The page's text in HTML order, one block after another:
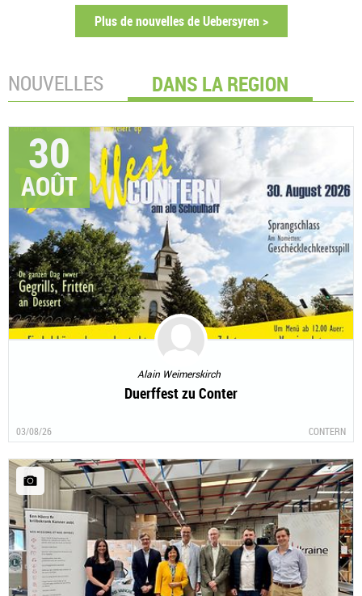
Plus de nouvelles de Uebersyren >
NOUVELLES DANS LA REGION
30
AOÛT
Alain Weimerskirch
Duerffest zu Conter
03/08/26 CONTERN